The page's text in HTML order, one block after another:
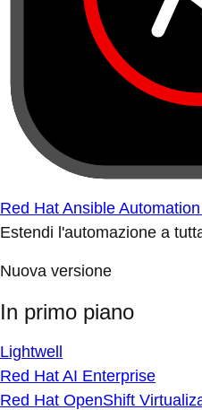
Red Hat Ansible
Estendi l'automazione a
Nuova versione
In primo piano
Lightwell
Red Hat AI Enterprise
Red Hat OpenShift